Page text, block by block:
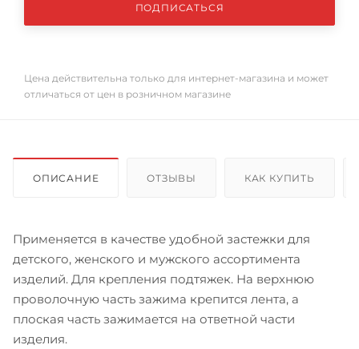
ПОДПИСАТЬСЯ
Цена действительна только для интернет-магазина и может
отличаться от цен в розничном магазине
ОПИСАНИЕ ОТЗЫВЫ КАК КУПИТЬ
Применяется в качестве удобной застежки для
детского, женского и мужского ассортимента
изделий. Для крепления подтяжек. На верхнюю
проволочную часть зажима крепится лента, а
плоская часть зажимается на ответной части
изделия.